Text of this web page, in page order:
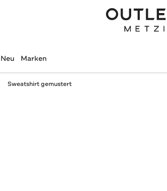
Neu Marken
Sweatshirt gemustert